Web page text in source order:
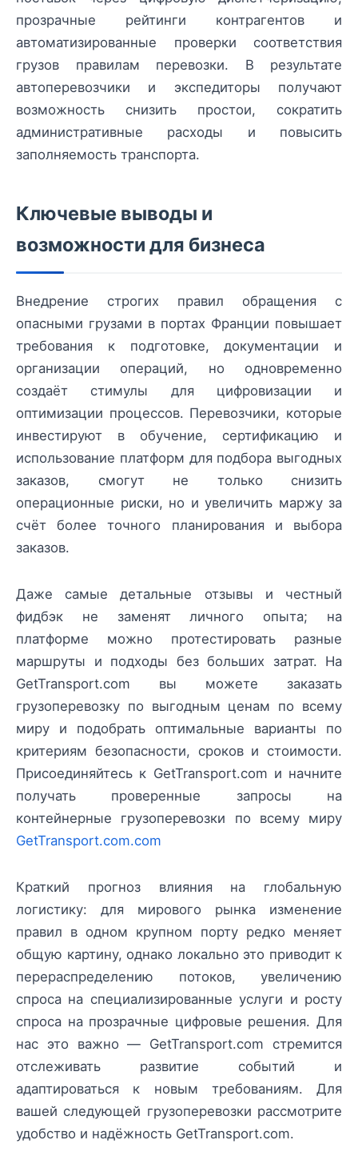
прозрачные рейтинги контрагентов и
автоматизированные проверки соответствия
грузов правилам перевозки. В результате
автоперевозчики и экспедиторы получают
возможность снизить простои, сократить
административные расходы и повысить
заполняемость транспорта.
Ключевые выводы и
возможности для бизнеса
Внедрение строгих правил обращения с
опасными грузами в портах Франции повышает
требования к подготовке, документации и
организации операций, но одновременно
создаёт стимулы для цифровизации и
оптимизации процессов. Перевозчики, которые
инвестируют в обучение, сертификацию и
использование платформ для подбора выгодных
заказов, смогут не только снизить
операционные риски, но и увеличить маржу за
счёт более точного планирования и выбора
заказов.
Даже самые детальные отзывы и честный
фидбэк не заменят личного опыта; на
платформе можно протестировать разные
маршруты и подходы без больших затрат. На
GetTransport.com вы можете заказать
грузоперевозку по выгодным ценам по всему
миру и подобрать оптимальные варианты по
критериям безопасности, сроков и стоимости.
Присоединяйтесь к GetTransport.com и начните
получать проверенные запросы на
контейнерные грузоперевозки по всему миру
GetTransport.com.com
Краткий прогноз влияния на глобальную
логистику: для мирового рынка изменение
правил в одном крупном порту редко меняет
общую картину, однако локально это приводит к
перераспределению потоков, увеличению
спроса на специализированные услуги и росту
спроса на прозрачные цифровые решения. Для
нас это важно — GetTransport.com стремится
отслеживать развитие событий и
адаптироваться к новым требованиям. Для
вашей следующей грузоперевозки рассмотрите
удобство и надёжность GetTransport.com.